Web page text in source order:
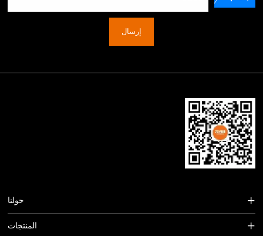
إرسال
حولنا
المنتجات